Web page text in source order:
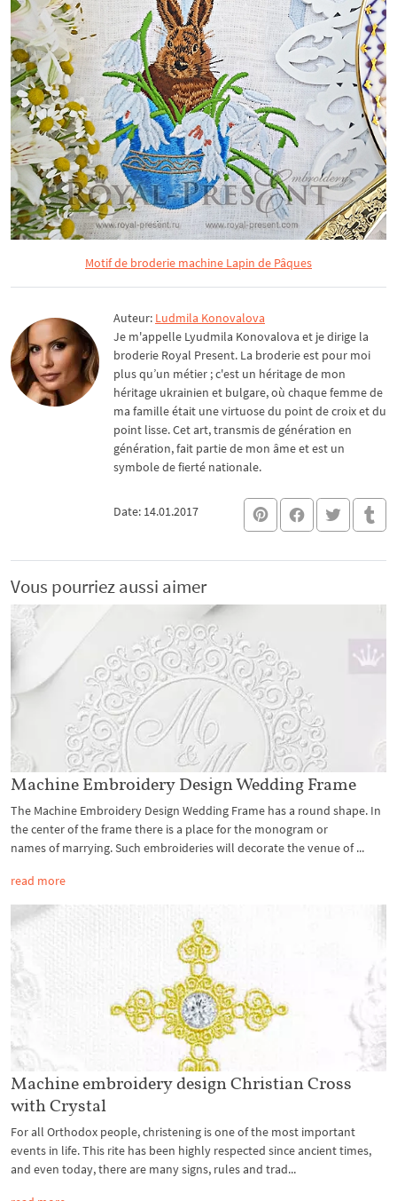
Motif de broderie machine Lapin de Pâques
Auteur: Ludmila Konovalova
Je m'appelle Lyudmila Konovalova et je dirige la
broderie Royal Present. La broderie est pour moi
plus qu’un métier ; c'est un héritage de mon
héritage ukrainien et bulgare, où chaque femme de
ma famille était une virtuose du point de croix et du
point lisse. Cet art, transmis de génération en
génération, fait partie de mon âme et est un
symbole de fierté nationale.
Date: 14.01.2017
Vous pourriez aussi aimer
Machine Embroidery Design Wedding Frame
The Machine Embroidery Design Wedding Frame has a round shape. In
the center of the frame there is a place for the monogram or
names of marrying. Such embroideries will decorate the venue of ...
read more
Machine embroidery design Christian Cross
with Crystal
For all Orthodox people, christening is one of the most important
events in life. This rite has been highly respected since ancient times,
and even today, there are many signs, rules and trad...